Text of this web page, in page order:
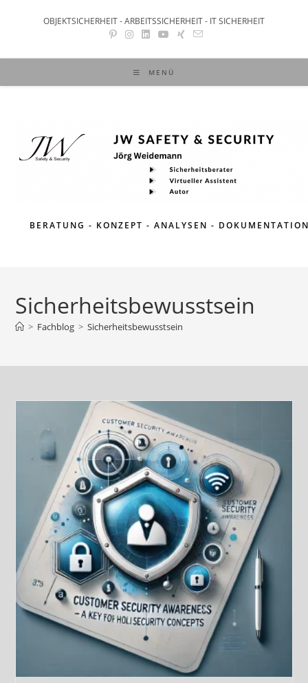
OBJEKTSICHERHEIT - ARBEITSSICHERHEIT - IT SICHERHEIT
MENÜ
BERATUNG - KONZEPT - ANALYSEN -
Sicherheitsbewusstsein
> Fachblog > Sicherheitsbewusstsein